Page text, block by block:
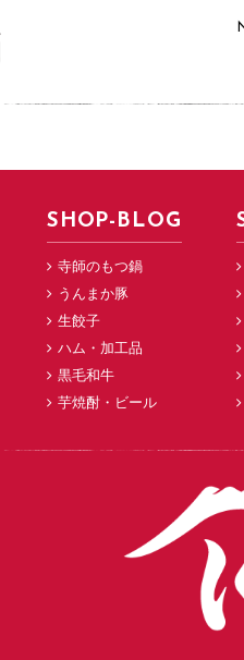
SHOP-BLOG
寺師のもつ鍋
うんまか豚
生餃子
ハム・加工品
黒毛和牛
芋焼酎・ビール